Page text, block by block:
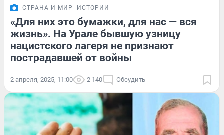
СТРАНА И МИР ИСТОРИИ
«Для них это бумажки, для нас — вся
жизнь». На Урале бывшую узницу
нацистского лагеря не признают
пострадавшей от войны
2 апреля, 2025, 11:00 2 140 Обсудить